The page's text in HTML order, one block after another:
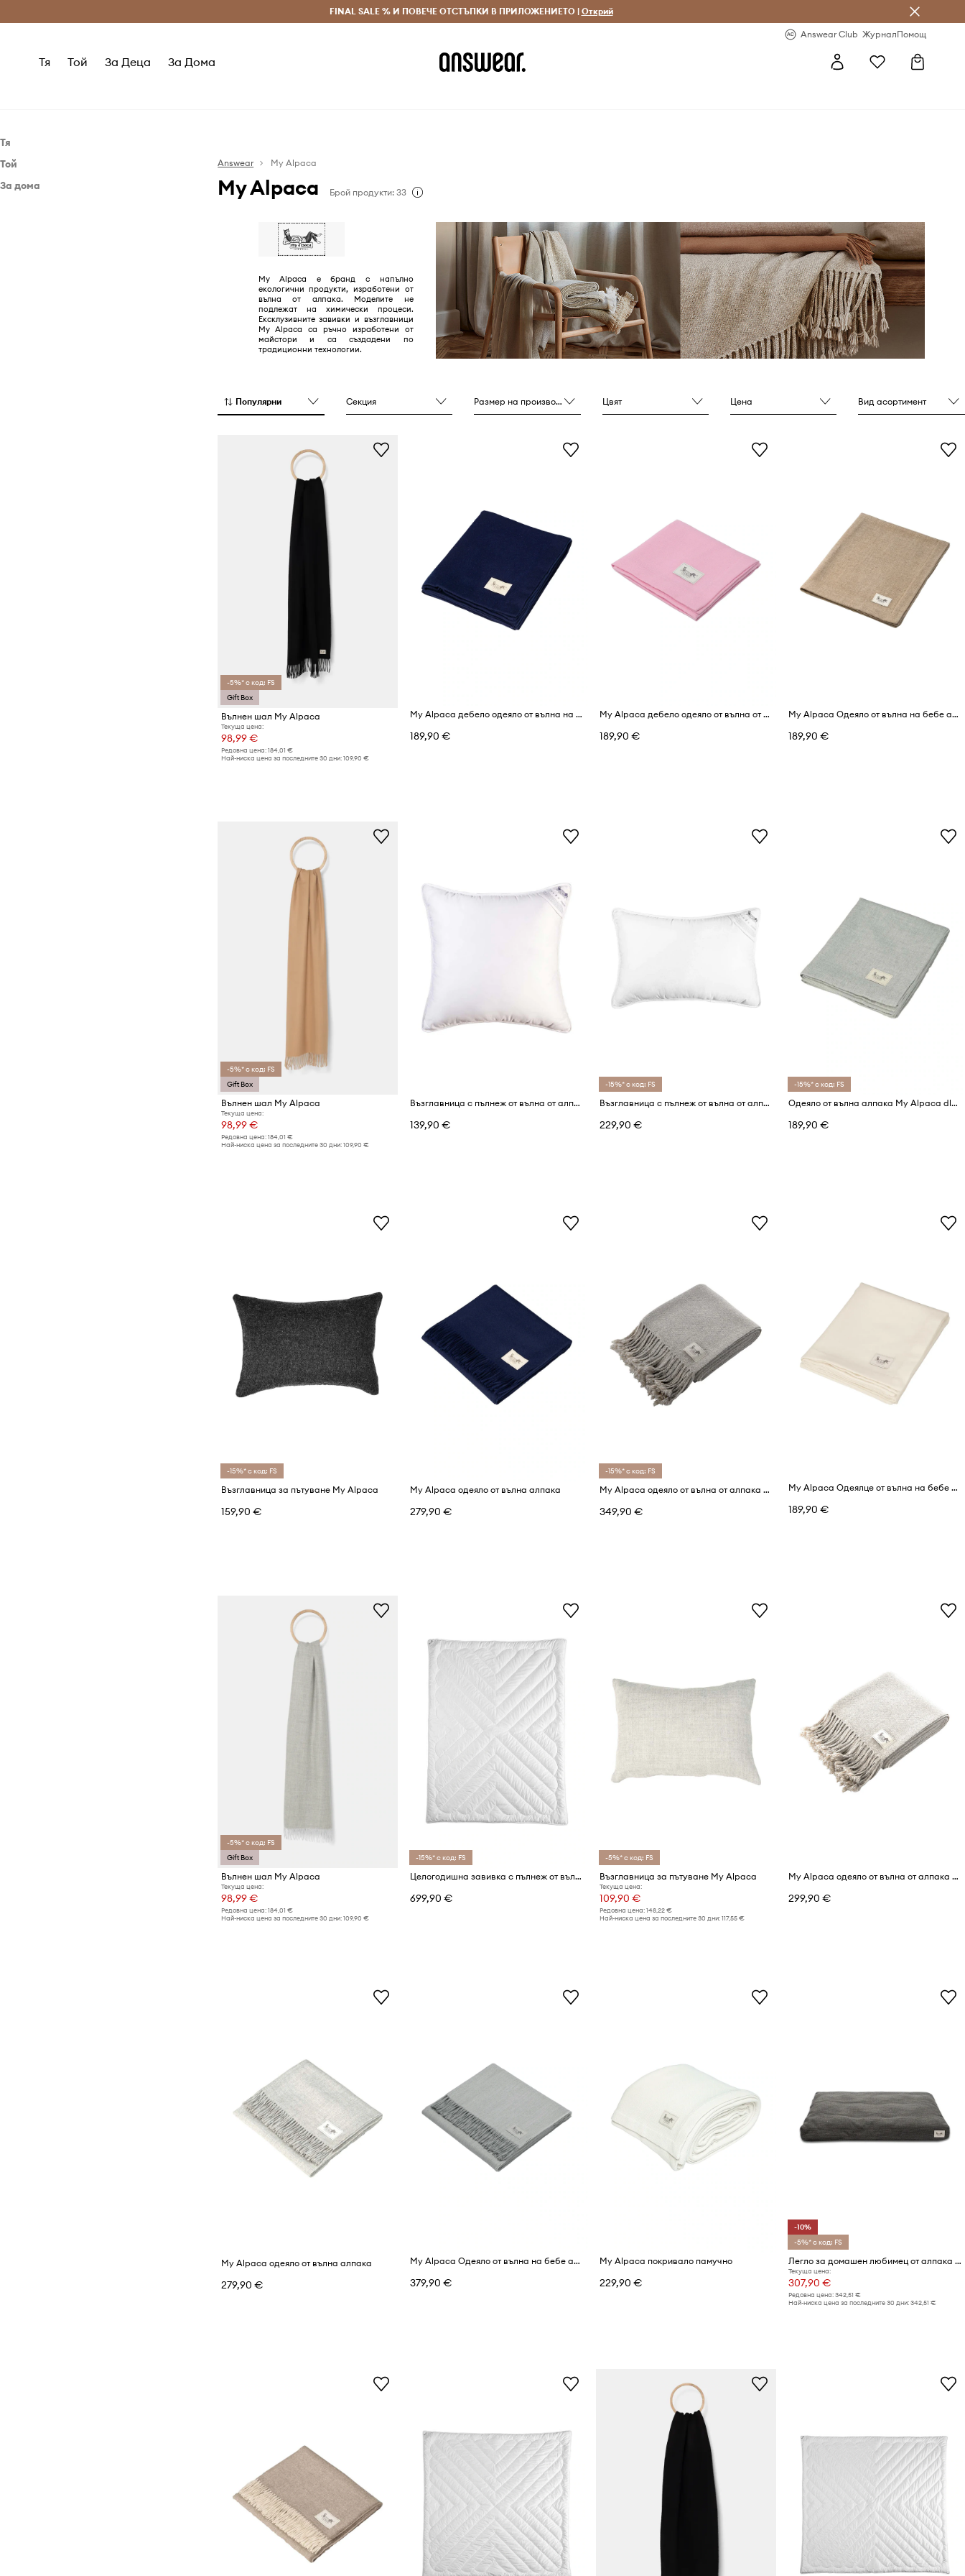
Безплатни доставка и връщане за поръчки над 70 EUR Доставка 1-5 дни
FINAL SALE % И ПОВЕЧЕ ОТСТЪПКИ В ПРИЛОЖЕНИЕТО | Открий
Answear Club ЖурналПомощ
Тя Той За Деца За Дома
Тя
Шалове
Той
Аксесоари
За дома
Answear My Alpaca
My Alpaca Брой продукти: 33
My Alpaca е бранд с напълно
екологични продукти, изработени от
вълна от алпака. Моделите не
подлежат на химически процеси.
Ексклузивните завивки и възглавници
My Alpaca са ръчно изработени от
майстори и са създадени по
традиционни технологии.
Популярни Секция Размер на производителя Цвят Цена Вид асортимент
-5%* с код: FS
Gift Box
Вълнен шал My Alpaca
Текуща цена:
98,99 €
Редовна цена: 184,01 €
Най-ниска цена за последните 30 дни: 109,90 €
My Alpaca дебело одеяло от вълна на бебе алпака
189,90 €
My Alpaca дебело одеяло от вълна от алпака
189,90 €
My Alpaca Одеяло от вълна на бебе алпака
189,90 €
-5%* с код: FS
Gift Box
Вълнен шал My Alpaca
Текуща цена:
98,99 €
Редовна цена: 184,01 €
Най-ниска цена за последните 30 дни: 109,90 €
Възглавница с пълнеж от вълна от алпака My Alpaca 40 x 40 cm
139,90 €
-15%* с код: FS
Възглавница с пълнеж от вълна от алпака My Alpaca 40 x 80 cm
229,90 €
-15%* с код: FS
Одеяло от вълна алпака My Alpaca dla dziecka
189,90 €
-15%* с код: FS
Възглавница за пътуване My Alpaca
159,90 €
My Alpaca одеяло от вълна алпака
279,90 €
-15%* с код: FS
My Alpaca одеяло от вълна от алпака и органичен памук
349,90 €
My Alpaca Одеялце от вълна на бебе алпака
189,90 €
-5%* с код: FS
Gift Box
Вълнен шал My Alpaca
Текуща цена:
98,99 €
Редовна цена: 184,01 €
Най-ниска цена за последните 30 дни: 109,90 €
-15%* с код: FS
Целогодишна завивка с пълнеж от вълна от алпака My Alpaca 150 x 200 cm
699,90 €
-5%* с код: FS
Възглавница за пътуване My Alpaca
Текуща цена:
109,90 €
Редовна цена: 148,22 €
Най-ниска цена за последните 30 дни: 117,55 €
My Alpaca одеяло от вълна от алпака и органичен памук
299,90 €
My Alpaca одеяло от вълна алпака
279,90 €
My Alpaca Одеяло от вълна на бебе алпака
379,90 €
My Alpaca покривало памучно
229,90 €
-10%
-5%* с код: FS
Легло за домашен любимец от алпака My Alpaca 100 x 80 x 10 cm
Текуща цена:
307,90 €
Редовна цена: 342,51 €
Най-ниска цена за последните 30 дни: 342,51 €